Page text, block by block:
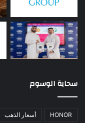
سحابة الوسوم
HONOR أسعار الذهب